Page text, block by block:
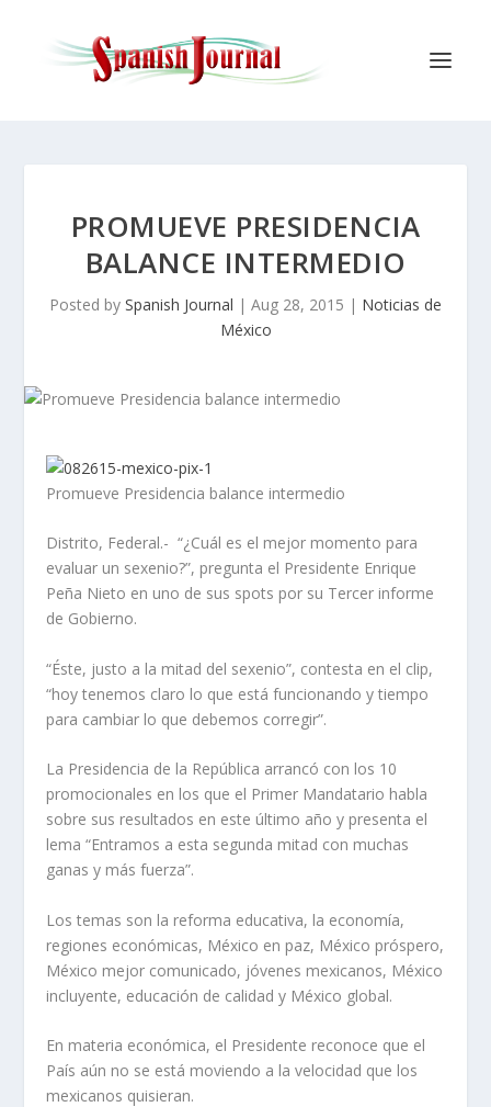
PROMUEVE PRESIDENCIA
BALANCE INTERMEDIO
Posted by Spanish Journal | Aug 28, 2015 | Noticias de
México
Promueve Presidencia balance intermedio
Distrito, Federal.- “¿Cuál es el mejor momento para
evaluar un sexenio?”, pregunta el Presidente Enrique
Peña Nieto en uno de sus spots por su Tercer informe
de Gobierno.
“Éste, justo a la mitad del sexenio”, contesta en el clip,
“hoy tenemos claro lo que está funcionando y tiempo
para cambiar lo que debemos corregir”.
La Presidencia de la República arrancó con los 10
promocionales en los que el Primer Mandatario habla
sobre sus resultados en este último año y presenta el
lema “Entramos a esta segunda mitad con muchas
ganas y más fuerza”.
Los temas son la reforma educativa, la economía,
regiones económicas, México en paz, México próspero,
México mejor comunicado, jóvenes mexicanos, México
incluyente, educación de calidad y México global.
En materia económica, el Presidente reconoce que el
País aún no se está moviendo a la velocidad que los
mexicanos quisieran.